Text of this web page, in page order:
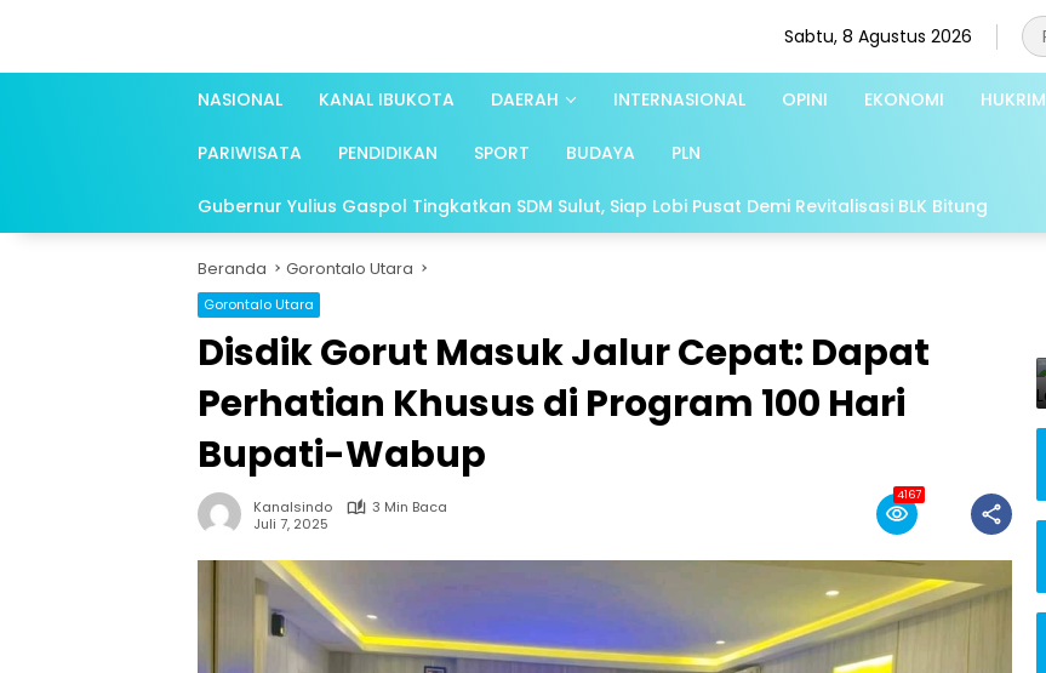
Sabtu, 8 Agustus 2026
NASIONAL KANAL IBUKOTA DAERAH INTERNASIONAL OPINI EKONOMI HUKRIM
PARIWISATA PENDIDIKAN SPORT BUDAYA PLN
Gubernur Yulius Gaspol Tingkatkan SDM Sulut, Siap Lobi Pusat Demi Revitalisasi BLK Bitung
Beranda Gorontalo Utara
Gorontalo Utara
Disdik Gorut Masuk Jalur Cepat: Dapat
Perhatian Khusus di Program 100 Hari
Bupati-Wabup
Kanalsindo
3 Min Baca
Juli 7, 2025
4167